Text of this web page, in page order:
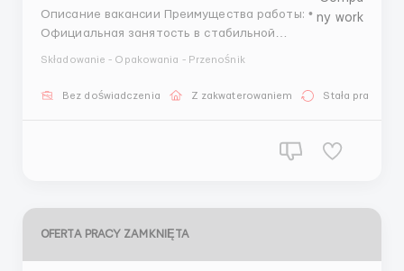
Описание вакансии Преимущества работы: •
Официальная занятость в стабильной
международной компании; • Работа в современном и
Возможность подработок и ежемесячных премий; •
Składowanie - Opakowania - Przenośnik
Bez doświadczenia Z zakwaterowaniem Stała praca
OFERTA PRACY ZAMKNIĘTA